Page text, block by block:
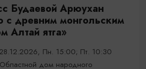
Будаевой Арюухан
с древним монгольским
Алтай ятга»
Пн. 15:00; Пт. 10:30
дом народного